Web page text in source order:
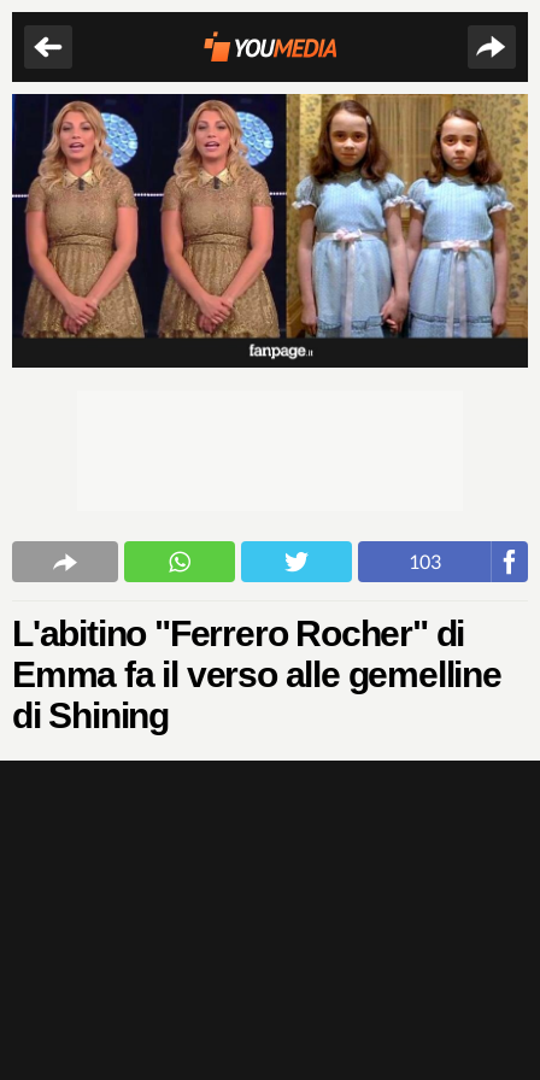
103
L'abitino "Ferrero Rocher" di
Emma fa il verso alle gemelline
di Shining